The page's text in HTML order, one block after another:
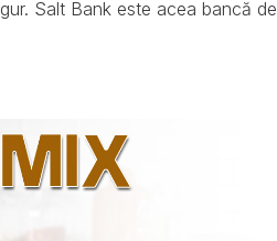
Salt Bank este acea bancă de